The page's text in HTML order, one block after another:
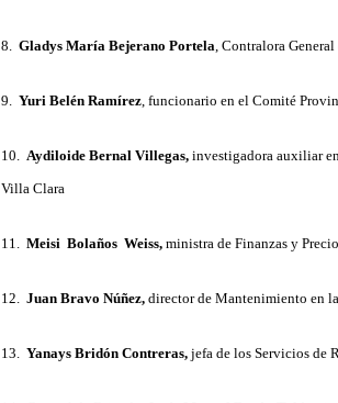
8. Gladys María Bejerano Portela , Contralora
9. Yuri Belén Ramírez , funcionario en el Comité
10. Aydiloide Bernal Villegas, investigadora auxiliar
Villa Clara
11. Meisi Bolaños Weiss, ministra de Finanzas y
12. Juan Bravo Núñez, director de Mantenimiento en
13. Yanays Bridón Contreras, jefa de los Servicios de